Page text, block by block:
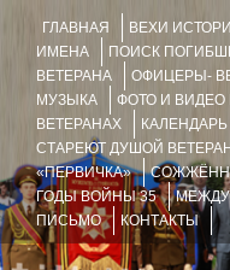
ГЛАВНАЯ ВЕХИ
ИМЕНА
ПОИСК
ВЕТЕРАНА
ОФИЦЕРЫ-
МУЗЫКА
ФОТО И ВИДЕО
ВЕТЕРАНАХ
СТАРЕЮТ ДУШОЙ
«ПЕРВИЧКА»
ГОДЫ ВОЙНЫ 35
ПИСЬМО
КОНТАКТЫ